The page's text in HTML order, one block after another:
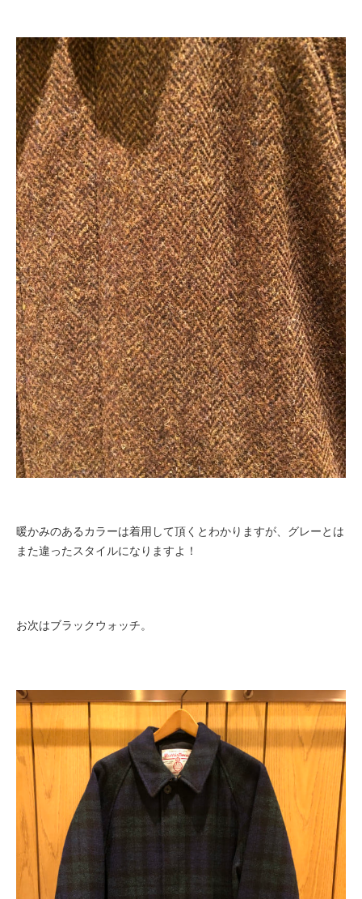
暖かみのあるカラーは着用して頂くとわかりますが、グレーとは
また違ったスタイルになりますよ！
お次はブラックウォッチ。